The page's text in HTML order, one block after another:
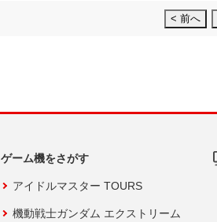
< 前へ
ゲーム機をさがす
アイドルマスター TOURS
機動戦士ガンダム エクストリーム